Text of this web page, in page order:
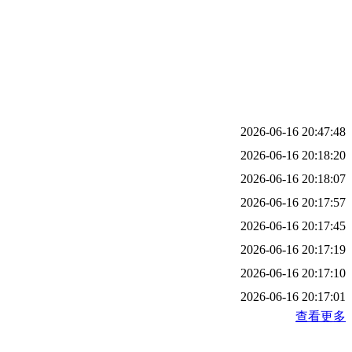
2026-06-16 20:47:48
2026-06-16 20:18:20
2026-06-16 20:18:07
2026-06-16 20:17:57
2026-06-16 20:17:45
2026-06-16 20:17:19
2026-06-16 20:17:10
2026-06-16 20:17:01
查看更多